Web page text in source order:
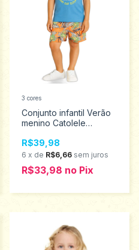
Conjunto infantil Verão
menino Catolele
R$39,98
6 x de R$6,66 sem juros
R$33,98 no Pix
3 cores